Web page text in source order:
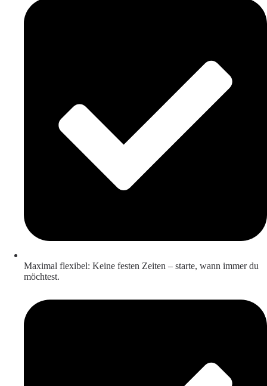
Maximal flexibel: Keine festen Zeiten – starte, wann immer du
möchtest.